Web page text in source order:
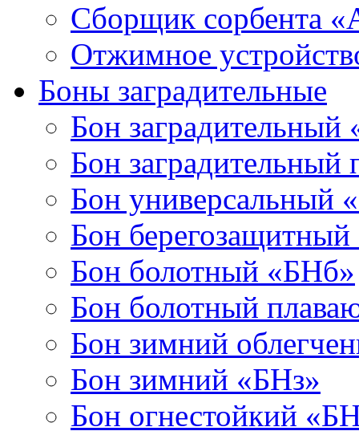
Сборщик сорбента
Отжимное
Боны заградительные
Бон заградительный
Бон
Бон универсальный
Бон
Бон болотный «БНб»
Бон болотный
Бон зимний
Бон зимний «БНз»
Бон огнестойкий